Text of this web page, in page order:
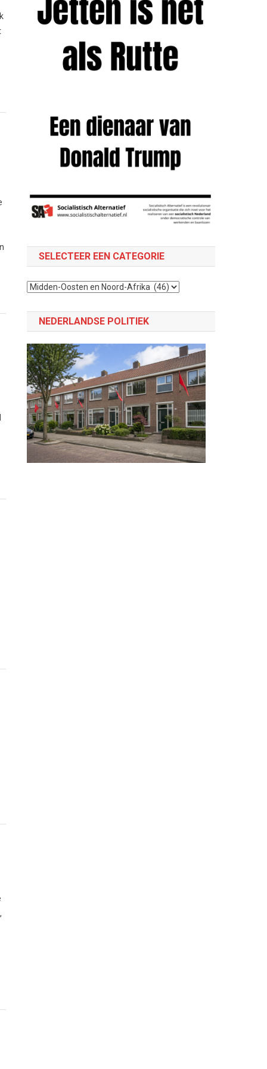
SELECTEER EEN CATEGORIE
Selecteer
categorie
NEDERLANDSE POLITIEK